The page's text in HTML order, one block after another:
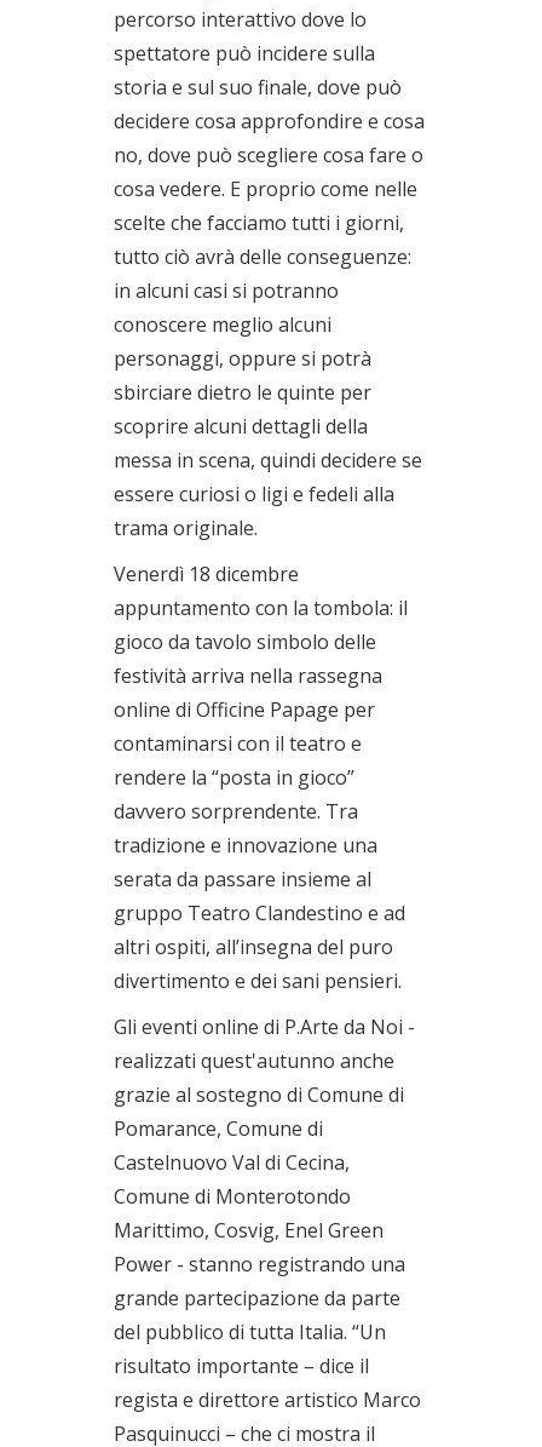
percorso interattivo dove lo
spettatore può incidere sulla
storia e sul suo finale, dove può
decidere cosa approfondire e cosa
no, dove può scegliere cosa fare o
cosa vedere. E proprio come nelle
scelte che facciamo tutti i giorni,
tutto ciò avrà delle conseguenze:
in alcuni casi si potranno
conoscere meglio alcuni
personaggi, oppure si potrà
sbirciare dietro le quinte per
scoprire alcuni dettagli della
messa in scena, quindi decidere se
essere curiosi o ligi e fedeli alla
trama originale.
Venerdì 18 dicembre
appuntamento con la tombola: il
gioco da tavolo simbolo delle
festività arriva nella rassegna
online di Officine Papage per
contaminarsi con il teatro e
rendere la “posta in gioco”
davvero sorprendente. Tra
tradizione e innovazione una
serata da passare insieme al
gruppo Teatro Clandestino e ad
altri ospiti, all’insegna del puro
divertimento e dei sani pensieri.
Gli eventi online di P.Arte da Noi -
realizzati quest'autunno anche
grazie al sostegno di Comune di
Pomarance, Comune di
Castelnuovo Val di Cecina,
Comune di Monterotondo
Marittimo, Cosvig, Enel Green
Power - stanno registrando una
grande partecipazione da parte
del pubblico di tutta Italia. “Un
risultato importante – dice il
regista e direttore artistico Marco
Pasquinucci – che ci mostra il